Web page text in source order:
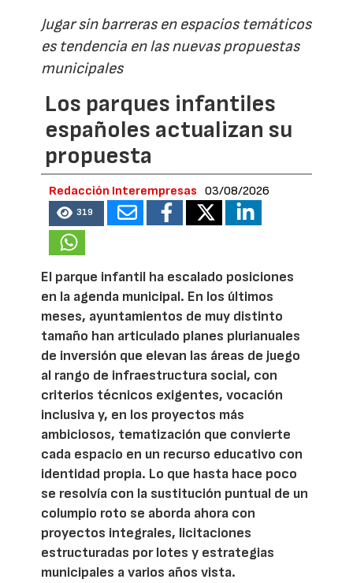
Jugar sin barreras en espacios temáticos
es tendencia en las nuevas propuestas
municipales
Los parques infantiles
españoles actualizan su
propuesta
Redacción Interempresas 03/08/2026
319
El parque infantil ha escalado posiciones
en la agenda municipal. En los últimos
meses, ayuntamientos de muy distinto
tamaño han articulado planes plurianuales
de inversión que elevan las áreas de juego
al rango de infraestructura social, con
criterios técnicos exigentes, vocación
inclusiva y, en los proyectos más
ambiciosos, tematización que convierte
cada espacio en un recurso educativo con
identidad propia. Lo que hasta hace poco
se resolvía con la sustitución puntual de un
columpio roto se aborda ahora con
proyectos integrales, licitaciones
estructuradas por lotes y estrategias
municipales a varios años vista.